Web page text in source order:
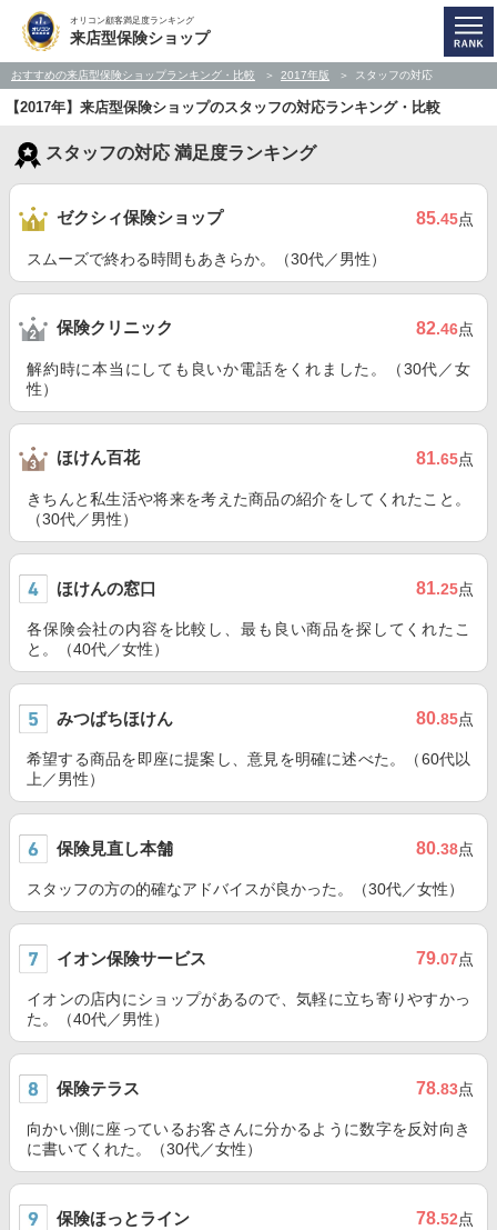
オリコン顧客満足度ランキング
来店型保険ショップ
おすすめの来店型保険ショップランキング・比較 2017年版 スタッフの対応
【2017年】来店型保険ショップのスタッフの対応ランキング・比較
スタッフの対応 満足度ランキング
ゼクシィ保険ショップ 85.45点
スムーズで終わる時間もあきらか。（30代／男性）
保険クリニック 82.46点
解約時に本当にしても良いか電話をくれました。（30代／女
性）
ほけん百花 81.65点
きちんと私生活や将来を考えた商品の紹介をしてくれたこと。
（30代／男性）
ほけんの窓口 81.25点
各保険会社の内容を比較し、最も良い商品を探してくれたこ
と。（40代／女性）
みつばちほけん 80.85点
希望する商品を即座に提案し、意見を明確に述べた。（60代以
上／男性）
保険見直し本舗 80.38点
スタッフの方の的確なアドバイスが良かった。（30代／女性）
イオン保険サービス 79.07点
イオンの店内にショップがあるので、気軽に立ち寄りやすかっ
た。（40代／男性）
保険テラス 78.83点
向かい側に座っているお客さんに分かるように数字を反対向き
に書いてくれた。（30代／女性）
保険ほっとライン 78.52点